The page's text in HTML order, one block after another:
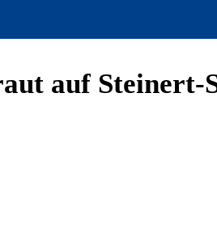
auf Steinert-